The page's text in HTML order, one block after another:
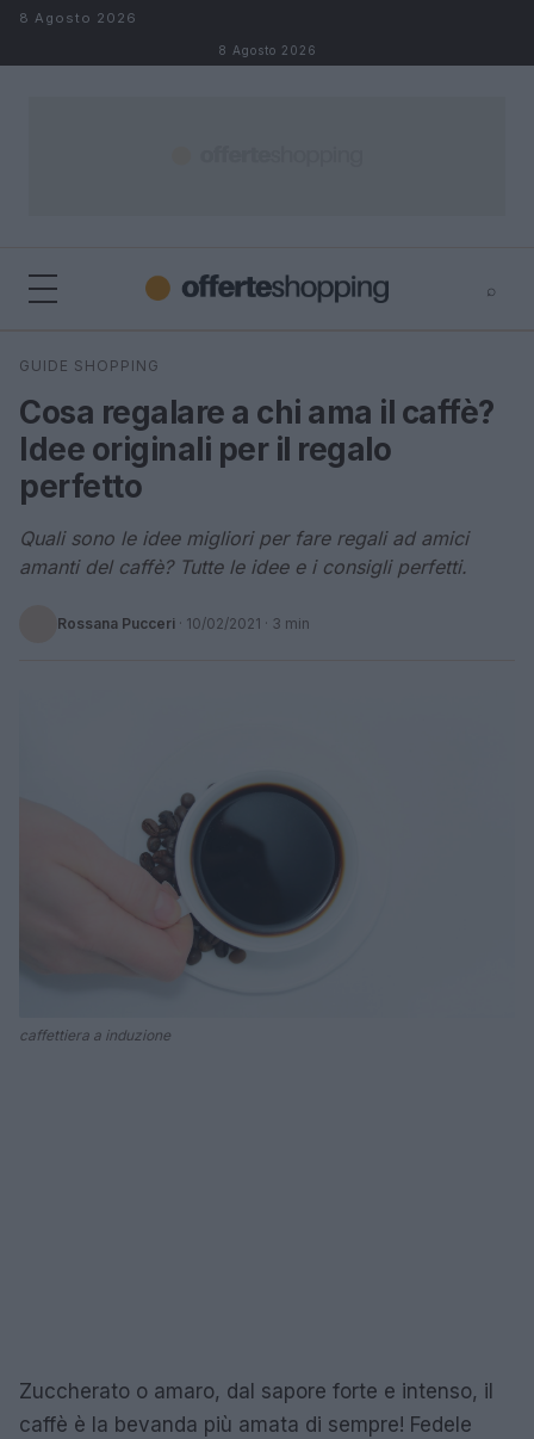
Salta al contenuto
8 Agosto 2026
8 Agosto 2026
⌕
Cerca
GUIDE SHOPPING
Cosa regalare a chi ama il caffè?
Idee originali per il regalo
perfetto
Quali sono le idee migliori per fare regali ad amici
amanti del caffè? Tutte le idee e i consigli perfetti.
Rossana Pucceri · 10/02/2021 · 3 min
caffettiera a induzione
Zuccherato o amaro, dal sapore forte e intenso, il
caffè è la bevanda più amata di sempre! Fedele